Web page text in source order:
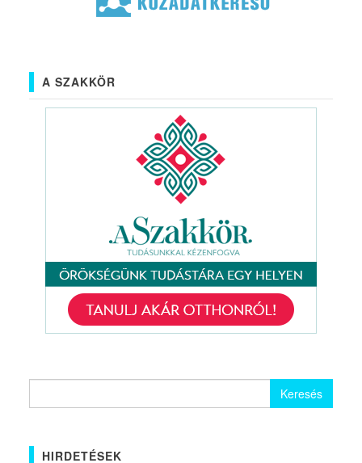
A SZAKKÖR
HIRDETÉSEK